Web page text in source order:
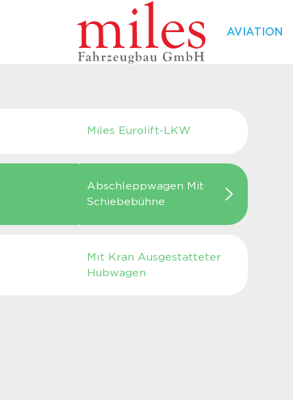
AVIATION
Miles Eurolift-LKW
Abschleppwagen Mit
Schiebebühne
Mıt Kran Ausgestatteter
Hubwagen